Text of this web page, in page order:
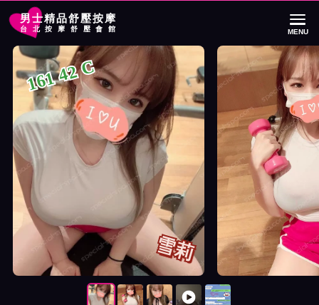
男士精品舒壓按摩
台北按摩舒壓會館 MENU
首頁 85館按摩師雪莉詳細介紹
85館按摩師雪莉照片展示與影片介紹及
雪莉
161 42 C
按摩師雪莉照片展示與影片介紹及客戶評價截屏展示